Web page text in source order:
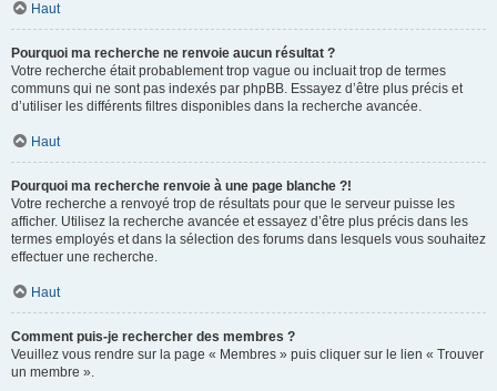
Haut
Pourquoi ma recherche ne renvoie aucun résultat ?
Votre recherche était probablement trop vague ou incluait trop de termes
communs qui ne sont pas indexés par phpBB. Essayez d’être plus précis et
d’utiliser les différents filtres disponibles dans la recherche avancée.
Haut
Pourquoi ma recherche renvoie à une page blanche ?!
Votre recherche a renvoyé trop de résultats pour que le serveur puisse les
afficher. Utilisez la recherche avancée et essayez d’être plus précis dans les
termes employés et dans la sélection des forums dans lesquels vous souhaitez
effectuer une recherche.
Haut
Comment puis-je rechercher des membres ?
Veuillez vous rendre sur la page « Membres » puis cliquer sur le lien « Trouver
un membre ».